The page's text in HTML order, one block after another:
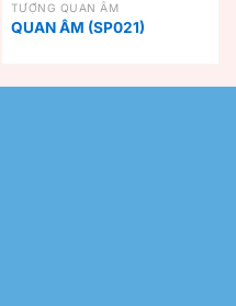
TƯỢNG QUAN ÂM
QUAN ÂM (SP021)